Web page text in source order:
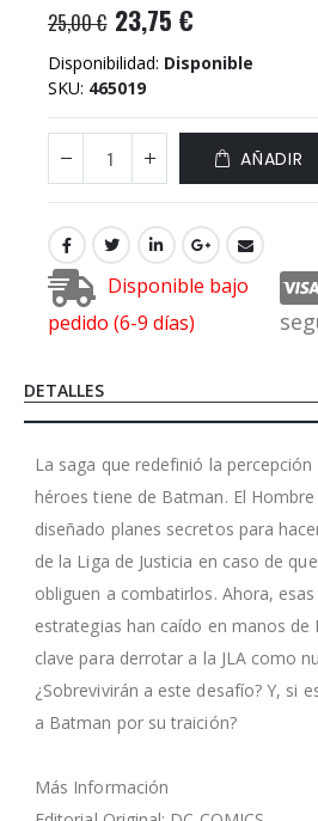
25,00 € 23,75 €
Disponibilidad: Disponible
SKU 465019
AÑADIR
Disponible bajo
pedido (6-9 días)
DETALLES
La saga que redefinió la
héroes tiene de Batman. El
diseñado planes secretos para
de la Liga de Justicia en caso de
obliguen a combatirlos. Ahora,
estrategias han caído en manos de
clave para derrotar a la JLA como
¿Sobrevivirán a este desafío? Y, si
a Batman por su traición?
Más Información